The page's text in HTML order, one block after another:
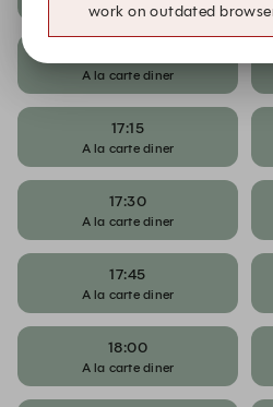
A la carte diner
17:15
A la carte diner
17:30
A la carte diner
17:45
A la carte diner
18:00
A la carte diner
work on outdated